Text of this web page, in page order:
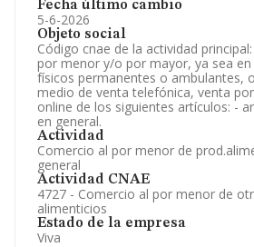
Fecha último cambio
5-6-2026
Objeto social
Código cnae de la actividad
por menor y/o por mayor, ya sea
físicos permanentes o ambulantes,
medio de venta telefónica, venta
online de los siguientes artículos: -
en general.
Actividad
Comercio al por menor de
general
Actividad CNAE
4727 - Comercio al por menor de
alimenticios
Estado de la empresa
Viva